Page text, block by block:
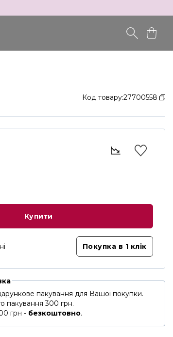
Код товару:27700558
Купити
Покупка в 1 клік
пакування для Вашої покупки.
пакування 300 грн.
грн - безкоштовно.